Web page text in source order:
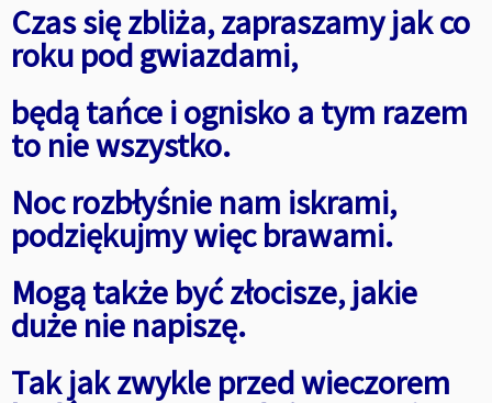
Czas się zbliża, zapraszamy jak co
roku pod gwiazdami,
będą tańce i ognisko a tym razem
to nie wszystko.
Noc rozbłyśnie nam iskrami,
podziękujmy więc brawami.
Mogą także być złocisze, jakie
duże nie napiszę.
Tak jak zwykle przed wieczorem